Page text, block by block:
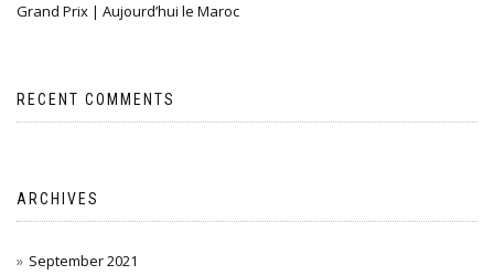
Grand Prix | Aujourd’hui le Maroc
RECENT COMMENTS
ARCHIVES
September 2021